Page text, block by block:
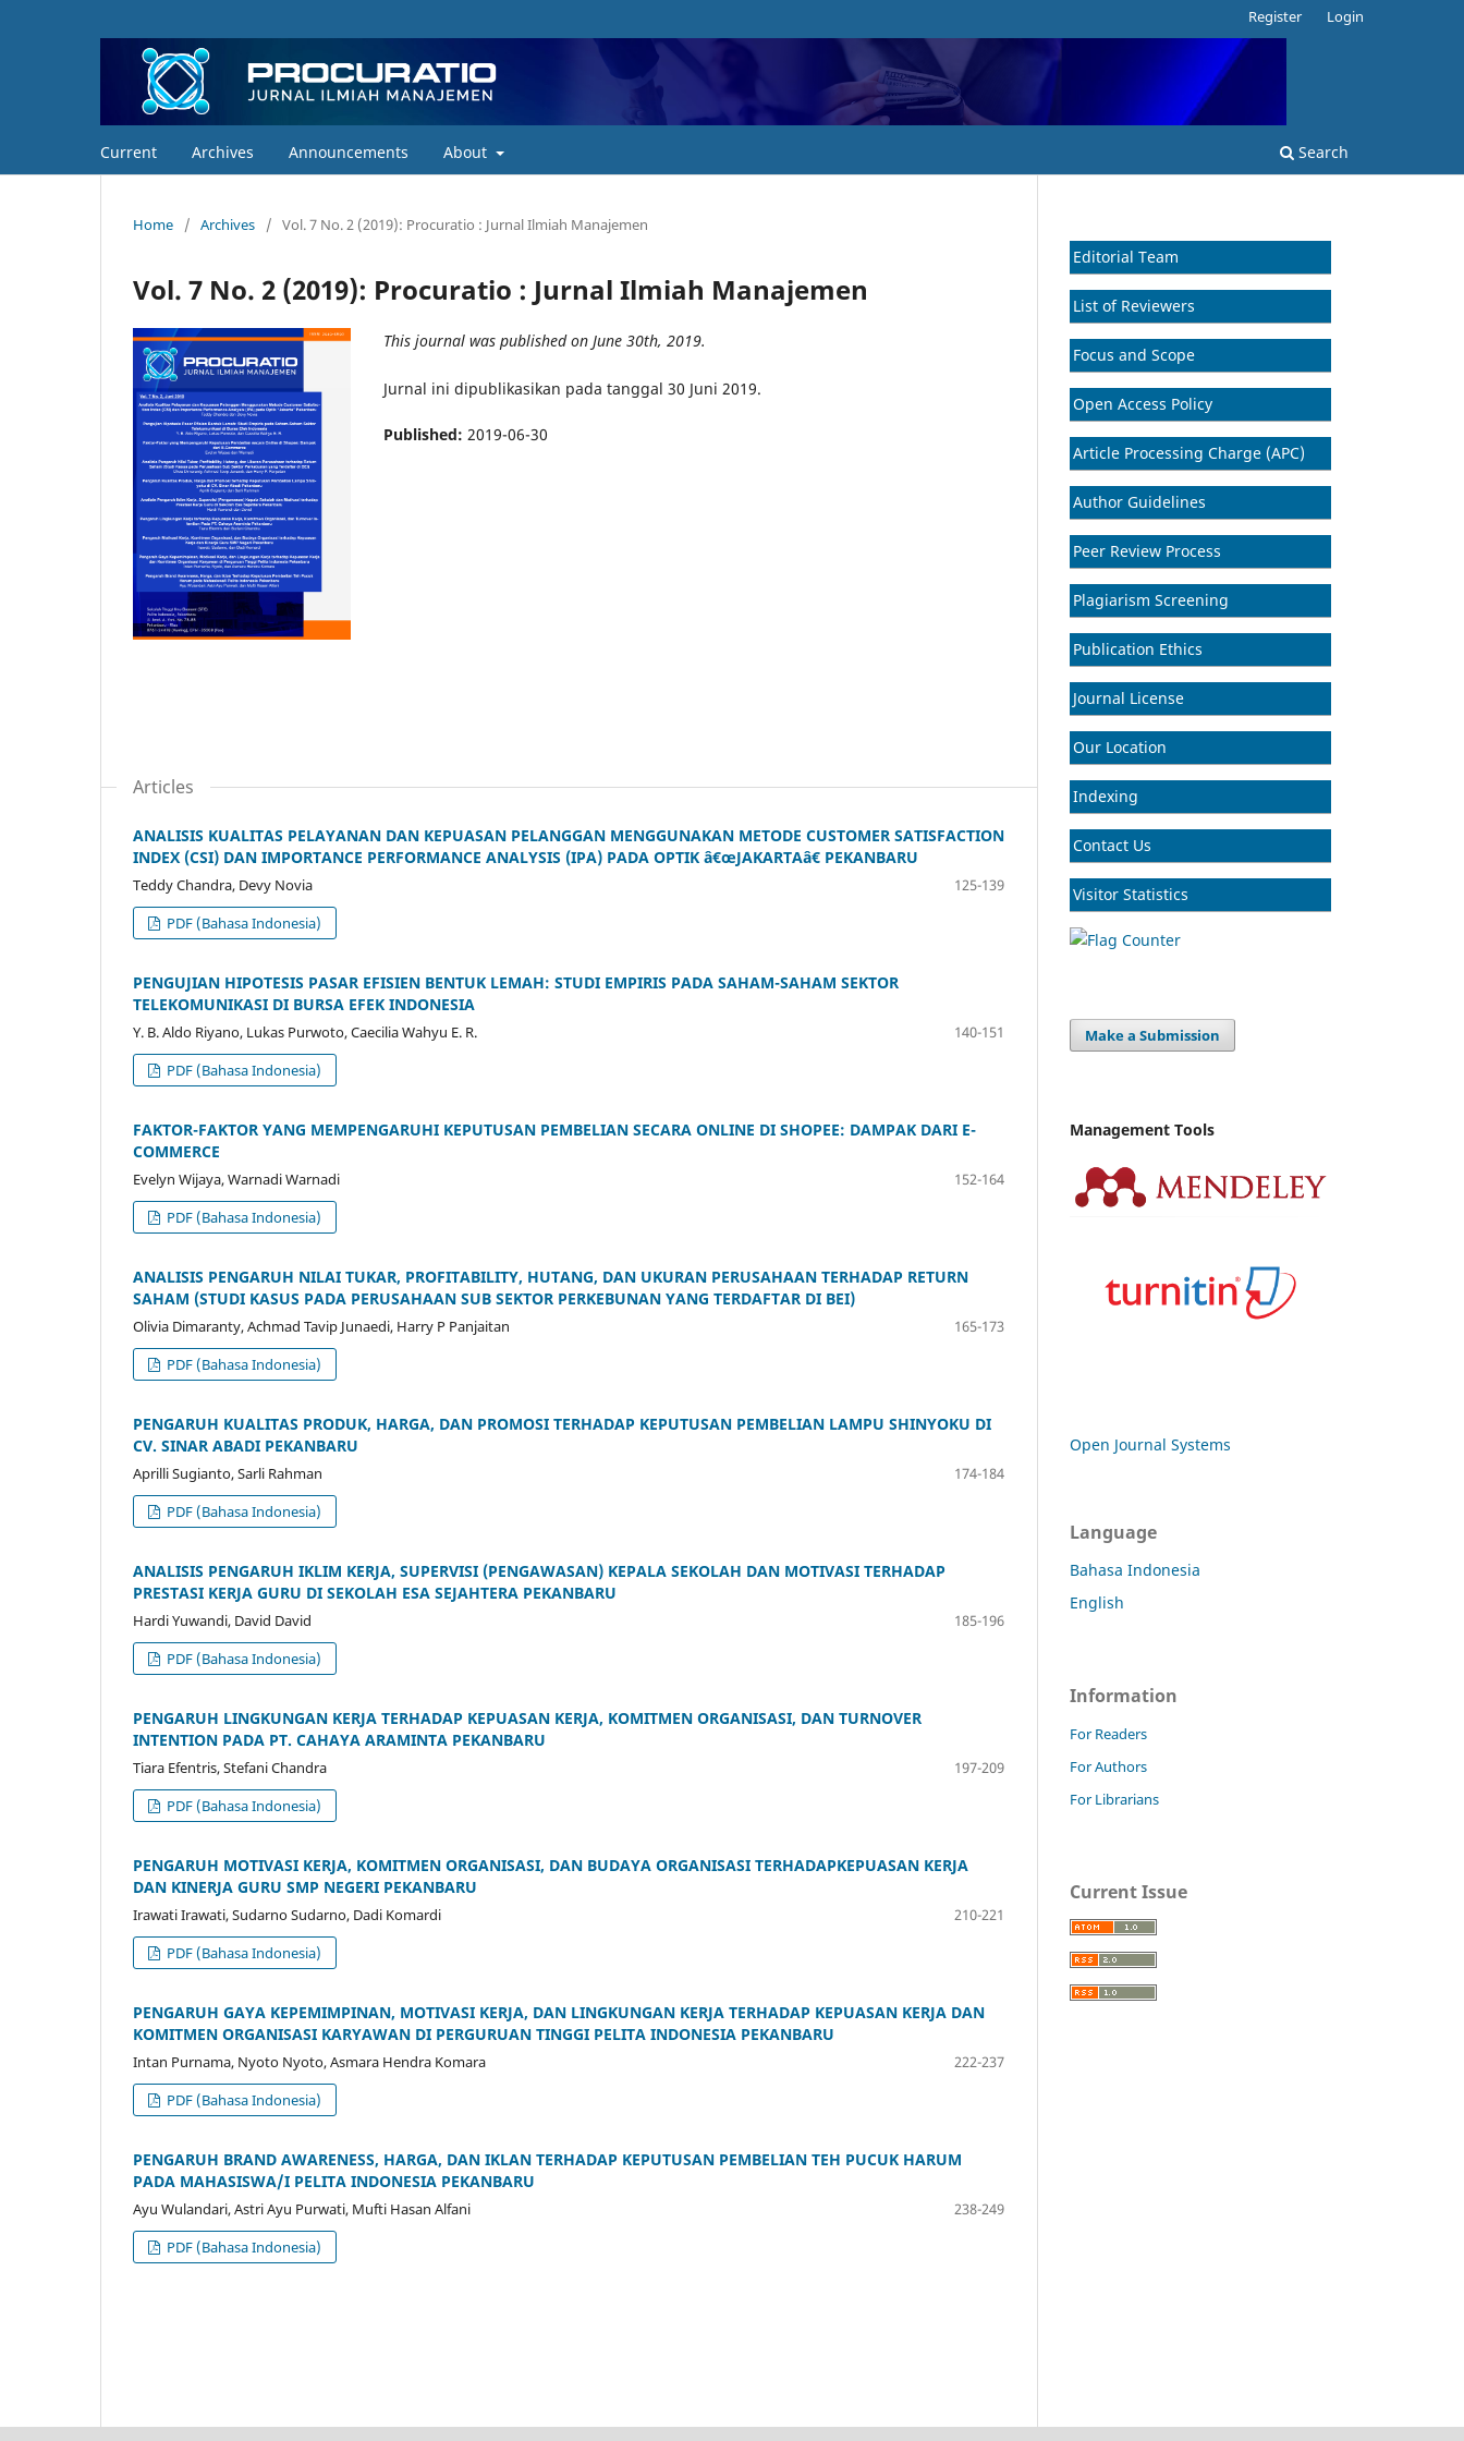
Current Archives Announcements About Search
Register Login
Home / Archives / Vol. 7 No. 2 (2019): Procuratio : Jurnal Ilmiah Manajemen
Vol. 7 No. 2 (2019): Procuratio : Jurnal Ilmiah Manajemen
This journal was published on June 30th, 2019.
Jurnal ini dipublikasikan pada tanggal 30 Juni 2019.
Published: 2019-06-30
Articles
ANALISIS KUALITAS PELAYANAN DAN KEPUASAN PELANGGAN MENGGUNAKAN METODE CUSTOMER SATISFACTION
INDEX (CSI) DAN IMPORTANCE PERFORMANCE ANALYSIS (IPA) PADA OPTIK â€œJAKARTAâ€ PEKANBARU
Teddy Chandra, Devy Novia
125-139
PDF (Bahasa Indonesia)
PENGUJIAN HIPOTESIS PASAR EFISIEN BENTUK LEMAH: STUDI EMPIRIS PADA SAHAM-SAHAM SEKTOR
TELEKOMUNIKASI DI BURSA EFEK INDONESIA
Y. B. Aldo Riyano, Lukas Purwoto, Caecilia Wahyu E. R.
140-151
PDF (Bahasa Indonesia)
FAKTOR-FAKTOR YANG MEMPENGARUHI KEPUTUSAN PEMBELIAN SECARA ONLINE DI SHOPEE: DAMPAK DARI E-
COMMERCE
Evelyn Wijaya, Warnadi Warnadi
152-164
PDF (Bahasa Indonesia)
ANALISIS PENGARUH NILAI TUKAR, PROFITABILITY, HUTANG, DAN UKURAN PERUSAHAAN TERHADAP RETURN
SAHAM (STUDI KASUS PADA PERUSAHAAN SUB SEKTOR PERKEBUNAN YANG TERDAFTAR DI BEI)
Olivia Dimaranty, Achmad Tavip Junaedi, Harry P Panjaitan
165-173
PDF (Bahasa Indonesia)
PENGARUH KUALITAS PRODUK, HARGA, DAN PROMOSI TERHADAP KEPUTUSAN PEMBELIAN LAMPU SHINYOKU DI
CV. SINAR ABADI PEKANBARU
Aprilli Sugianto, Sarli Rahman
174-184
PDF (Bahasa Indonesia)
ANALISIS PENGARUH IKLIM KERJA, SUPERVISI (PENGAWASAN) KEPALA SEKOLAH DAN MOTIVASI TERHADAP
PRESTASI KERJA GURU DI SEKOLAH ESA SEJAHTERA PEKANBARU
Hardi Yuwandi, David David
185-196
PDF (Bahasa Indonesia)
PENGARUH LINGKUNGAN KERJA TERHADAP KEPUASAN KERJA, KOMITMEN ORGANISASI, DAN TURNOVER
INTENTION PADA PT. CAHAYA ARAMINTA PEKANBARU
Tiara Efentris, Stefani Chandra
197-209
PDF (Bahasa Indonesia)
PENGARUH MOTIVASI KERJA, KOMITMEN ORGANISASI, DAN BUDAYA ORGANISASI TERHADAPKEPUASAN KERJA
DAN KINERJA GURU SMP NEGERI PEKANBARU
Irawati Irawati, Sudarno Sudarno, Dadi Komardi
210-221
PDF (Bahasa Indonesia)
PENGARUH GAYA KEPEMIMPINAN, MOTIVASI KERJA, DAN LINGKUNGAN KERJA TERHADAP KEPUASAN KERJA DAN
KOMITMEN ORGANISASI KARYAWAN DI PERGURUAN TINGGI PELITA INDONESIA PEKANBARU
Intan Purnama, Nyoto Nyoto, Asmara Hendra Komara
222-237
PDF (Bahasa Indonesia)
PENGARUH BRAND AWARENESS, HARGA, DAN IKLAN TERHADAP KEPUTUSAN PEMBELIAN TEH PUCUK HARUM
PADA MAHASISWA/I PELITA INDONESIA PEKANBARU
Ayu Wulandari, Astri Ayu Purwati, Mufti Hasan Alfani
238-249
PDF (Bahasa Indonesia)
Editorial Team
List of Reviewers
Focus and Scope
Open Access Policy
Article Processing Charge (APC)
Author Guidelines
Peer Review Process
Plagiarism Screening
Publication Ethics
Journal License
Our Location
Indexing
Contact Us
Visitor Statistics
Make a Submission
Management Tools
Open Journal Systems
Language
Bahasa Indonesia
English
Information
For Readers
For Authors
For Librarians
Current Issue